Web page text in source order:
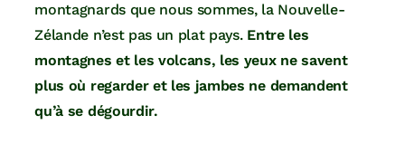
montagnards que nous sommes, la Nouvelle-
Zélande n’est pas un plat pays. Entre les
montagnes et les volcans, les yeux ne savent
plus où regarder et les jambes ne demandent
qu’à se dégourdir.